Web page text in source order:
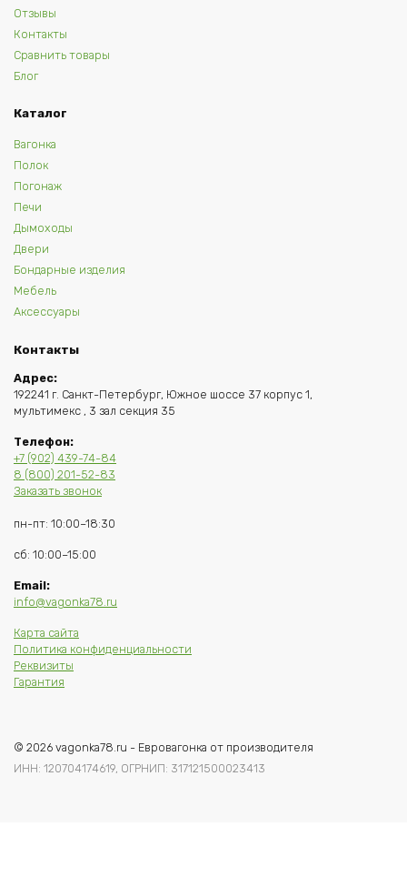
Отзывы
Контакты
Сравнить товары
Блог
Каталог
Вагонка
Полок
Погонаж
Печи
Дымоходы
Двери
Бондарные изделия
Мебель
Аксессуары
Контакты
Адрес:
192241 г. Санкт-Петербург, Южное шоссе 37 корпус 1,
мультимекс , 3 зал секция 35
Телефон:
+7 (902) 439-74-84
8 (800) 201-52-83
Заказать звонок
пн-пт: 10:00–18:30
сб: 10:00–15:00
Email:
info@vagonka78.ru
Карта сайта
Политика конфиденциальности
Реквизиты
Гарантия
© 2026 vagonka78.ru - Евровагонка от производителя
ИНН: 120704174619, ОГРНИП: 317121500023413